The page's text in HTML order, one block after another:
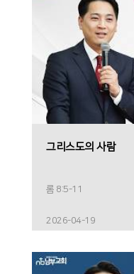
그리스도의 사람
롬 8:5-11
2026-04-19